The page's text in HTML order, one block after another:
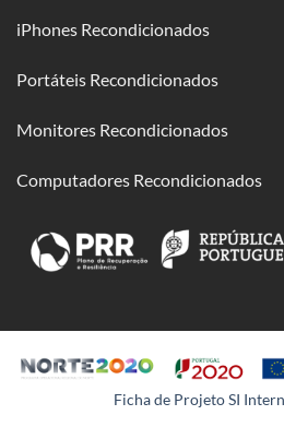
iPhones Recondicionados
Portáteis Recondicionados
Monitores Recondicionados
Computadores Recondicionados
Ficha de Projeto SI